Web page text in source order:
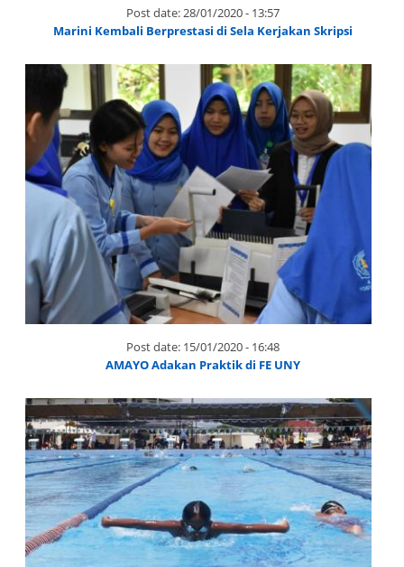
Post date:28/01/2020 - 13:57
Marini Kembali Berprestasi di Sela Kerjakan Skripsi
Post date: 15/01/2020 - 16:48
AMAYO Adakan Praktik di FE UNY